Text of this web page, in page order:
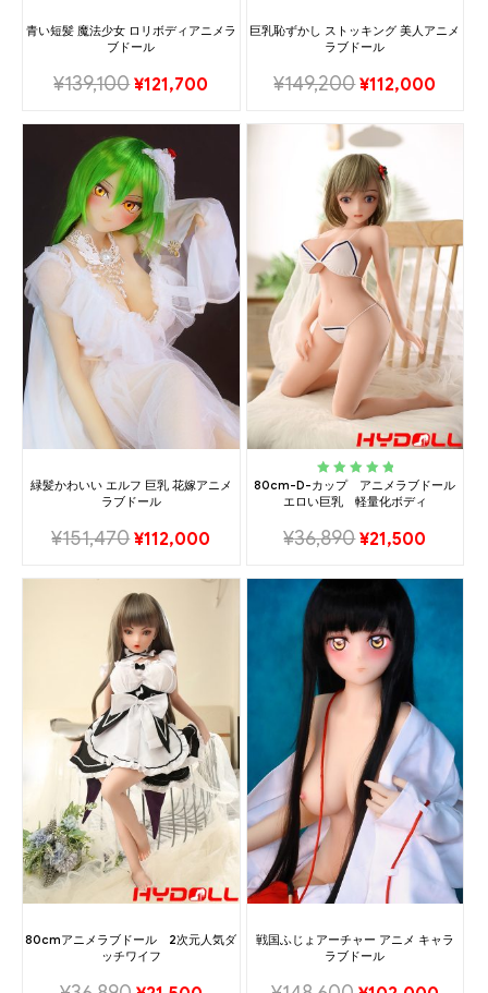
青い短髪 魔法少女 ロリボディアニメラ
ブドール
¥139,100 ¥121,700
巨乳恥ずかし ストッキング 美人アニメ
ラブドール
¥149,200 ¥112,000
緑髪かわいい エルフ 巨乳 花嫁アニメ
ラブドール
¥151,470 ¥112,000
Rated 5.00 out
of 5
80cm-D-カップ アニメラブドール
エロい巨乳 軽量化ボディ
¥36,890 ¥21,500
80cmアニメラブドール 2次元人気ダ
ッチワイフ
戦国ふじょアーチャー アニメ キャラ
ラブドール